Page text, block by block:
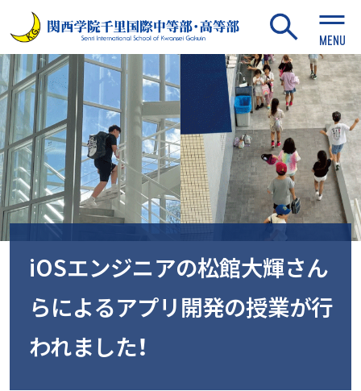
MENU
iOSエンジニアの松館大輝さん
らによるアプリ開発の授業が行
われました！